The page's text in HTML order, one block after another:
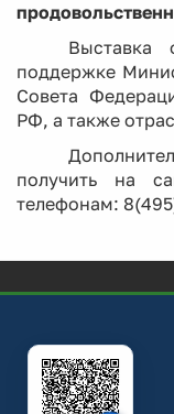
Выставка
поддержке
Совета
РФ, а также
получить на
телефонам: